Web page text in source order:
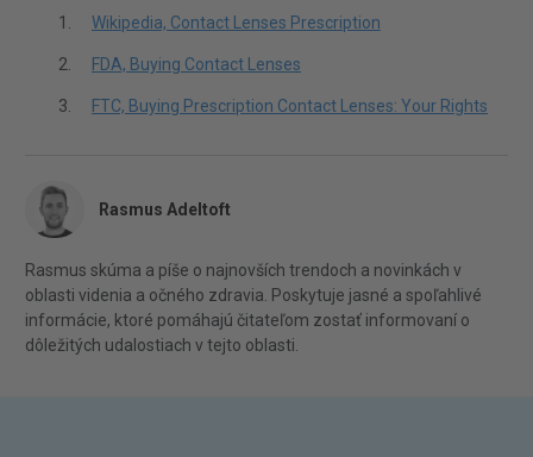
Wikipedia, Contact Lenses Prescription
FDA, Buying Contact Lenses
FTC, Buying Prescription Contact Lenses: Your Rights
Rasmus Adeltoft
Rasmus skúma a píše o najnovších trendoch a novinkách v
oblasti videnia a očného zdravia. Poskytuje jasné a spoľahlivé
informácie, ktoré pomáhajú čitateľom zostať informovaní o
dôležitých udalostiach v tejto oblasti.